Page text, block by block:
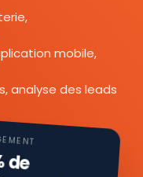
mobile,
analyse des leads
de